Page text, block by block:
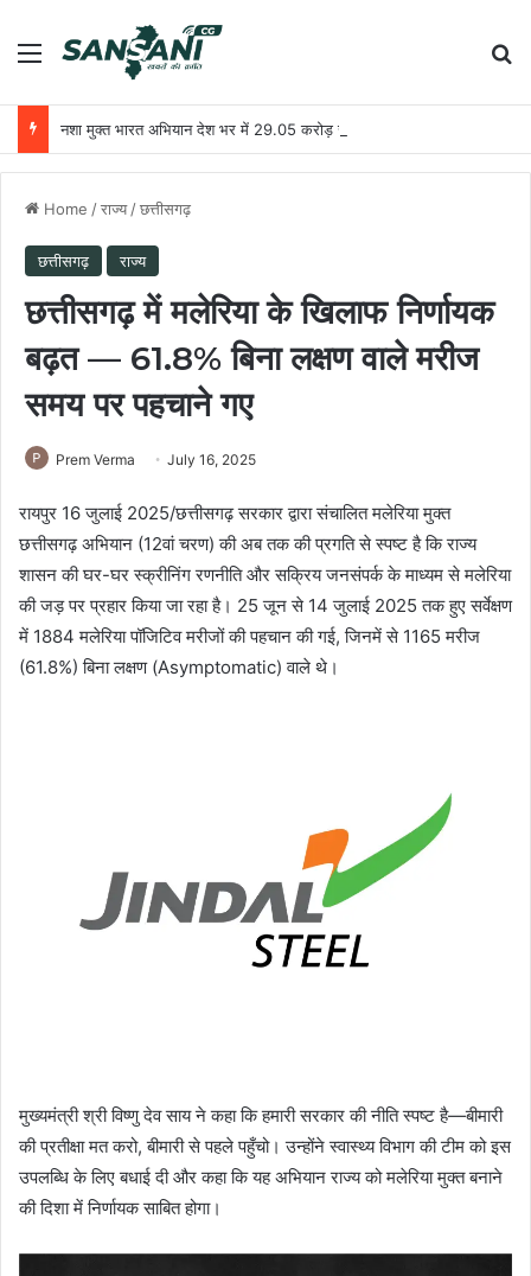
Menu
नशा मुक्त भारत अभियान देश भर में 29.05 करोड़ से अधिक लोगों तक पहुंचा
Home /राज्य /छत्तीसगढ़
छत्तीसगढ़ राज्य
छत्तीसगढ़ में मलेरिया के खिलाफ निर्णायक
बढ़त — 61.8% बिना लक्षण वाले मरीज
समय पर पहचाने गए
Prem Verma July 16, 2025
रायपुर 16 जुलाई 2025/छत्तीसगढ़ सरकार द्वारा संचालित मलेरिया मुक्त
छत्तीसगढ़ अभियान (12वां चरण) की अब तक की प्रगति से स्पष्ट है कि राज्य
शासन की घर-घर स्क्रीनिंग रणनीति और सक्रिय जनसंपर्क के माध्यम से मलेरिया
की जड़ पर प्रहार किया जा रहा है। 25 जून से 14 जुलाई 2025 तक हुए सर्वेक्षण
में 1884 मलेरिया पॉजिटिव मरीजों की पहचान की गई, जिनमें से 1165 मरीज
(61.8%) बिना लक्षण (Asymptomatic) वाले थे।
मुख्यमंत्री श्री विष्णु देव साय ने कहा कि हमारी सरकार की नीति स्पष्ट है—बीमारी
की प्रतीक्षा मत करो, बीमारी से पहले पहुँचो। उन्होंने स्वास्थ्य विभाग की टीम को इस
उपलब्धि के लिए बधाई दी और कहा कि यह अभियान राज्य को मलेरिया मुक्त बनाने
की दिशा में निर्णायक साबित होगा।